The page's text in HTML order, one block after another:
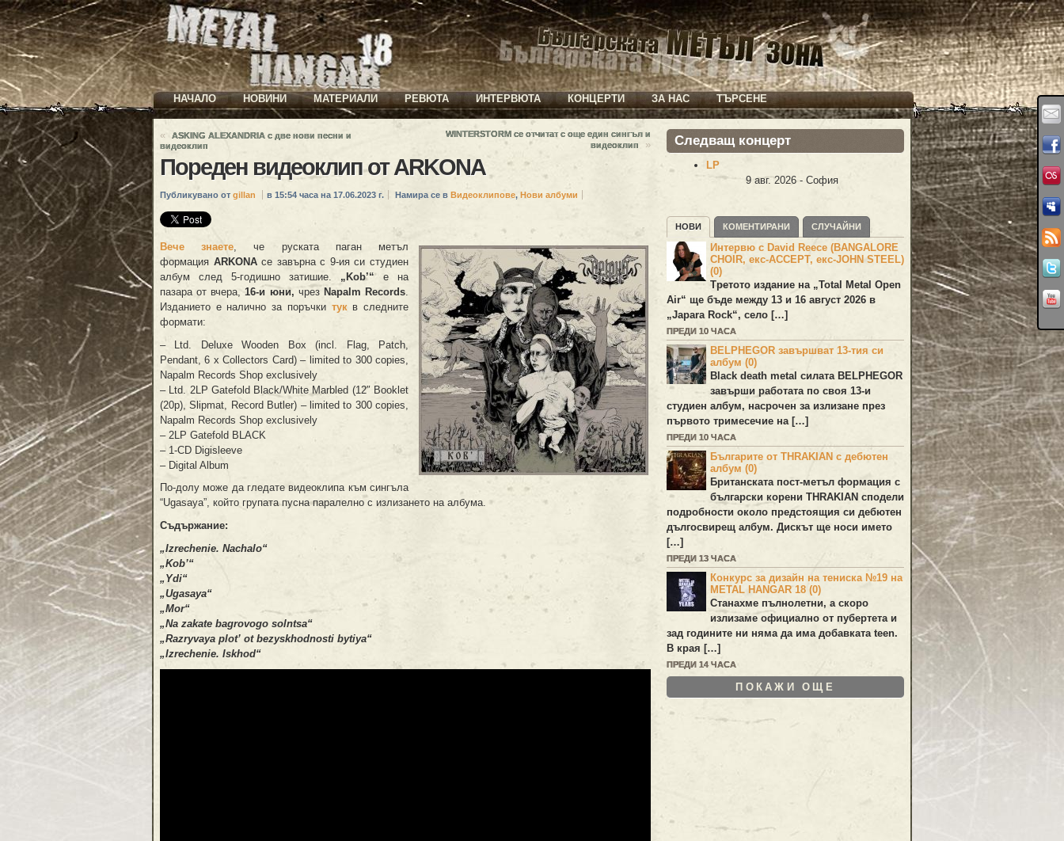
НАЧАЛО НОВИНИ МАТЕРИАЛИ РЕВЮТА ИНТЕРВЮТА КОНЦЕРТИ ЗА НАС ТЪРСЕНЕ
«
ASKING ALEXANDRIA с две нови песни и
видеоклип
WINTERSTORM се отчитат с още един сингъл и
видеоклип
»
Пореден видеоклип от ARKONA
Публикувано от gillan в 15:54 часа на 17.06.2023 г. Намира се в Видеоклипове, Нови албуми
Вече знаете , че руската паган метъл
формация ARKONAсе завърна с 9-ия си студиен
албум след 5-годишно затишие. „Kob’“е на
пазара от вчера, 16-и юни, чрез Napalm Records
Изданието е налично за поръчки тук в следните
формати:
– Ltd. Deluxe Wooden Box (incl. Flag, Patch,
Pendant, 6 x Collectors Card) – limited to 300 copies,
Napalm Records Shop exclusively
– Ltd. 2LP Gatefold Black/White Marbled (12″ Booklet
(20p), Slipmat, Record Butler) – limited to 300 copies,
Napalm Records Shop exclusively
– 2LP Gatefold BLACK
– 1-CD Digisleeve
– Digital Album
По-долу може да гледате видеоклипа към сингъла
“Ugasaya”, който групата пусна паралелно с излизането на албума.
Съдържание:
„Izrechenie. Nachalo“
„Kob’“
„Ydi“
„Ugasaya“
„Mor“
„Na zakate bagrovogo solntsa“
„Razryvaya plot’ ot bezyskhodnosti bytiya“
„Izrechenie. Iskhod“
Следващ концерт
LP
9 авг. 2026 - София
НОВИ КОМЕНТИРАНИ СЛУЧАЙНИ
Интервю с David Reece (BANGALORE
CHOIR, екс-ACCEPT, екс-JOHN STEEL)
(0)
Третото издание на „Total Metal Open
Air“ ще бъде между 13 и 16 август 2026 в
„Japara Rock“, село […]
ПРЕДИ 10 ЧАСА
BELPHEGOR завършват 13-тия си
албум (0)
Black death metal силата BELPHEGOR
завърши работата по своя 13-и
студиен албум, насрочен за излизане през
първото тримесечие на […]
ПРЕДИ 10 ЧАСА
Българите от THRAKIAN с дебютен
албум (0)
Британската пост-метъл формация с
български корени THRAKIAN сподели
подробности около предстоящия си дебютен
дългосвирещ албум. Дискът ще носи името
[…]
ПРЕДИ 13 ЧАСА
Конкурс за дизайн на тениска №19 на
METAL HANGAR 18 (0)
Станахме пълнолетни, а скоро
излизаме официално от пубертета и
зад годините ни няма да има добавката teen.
В края […]
ПРЕДИ 14 ЧАСА
ПОКАЖИ ОЩЕ